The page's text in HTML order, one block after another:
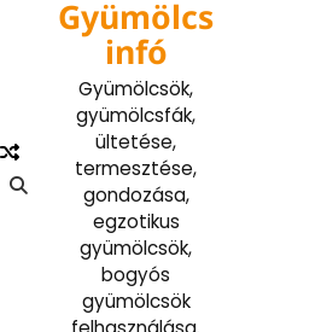
Gyümölcs
infó
Gyümölcsök,
gyümölcsfák,
ültetése,
termesztése,
gondozása,
egzotikus
gyümölcsök,
bogyós
gyümölcsök